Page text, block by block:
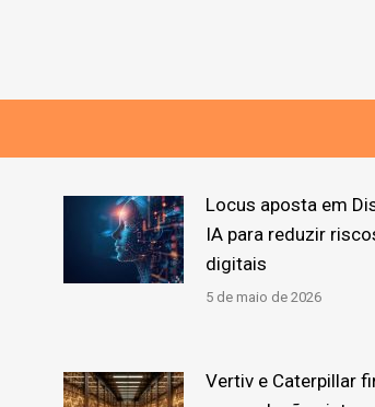
Locus aposta em
IA para reduzir
digitais
5 de maio de 2026
Vertiv e Caterpillar